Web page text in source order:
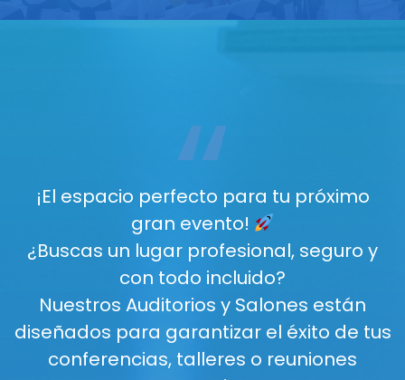
“
¡El espacio perfecto para tu próximo
gran evento!
¿Buscas un lugar profesional, seguro y
con todo incluido?
Nuestros Auditorios y Salones están
diseñados para garantizar el éxito de tus
conferencias, talleres o reuniones